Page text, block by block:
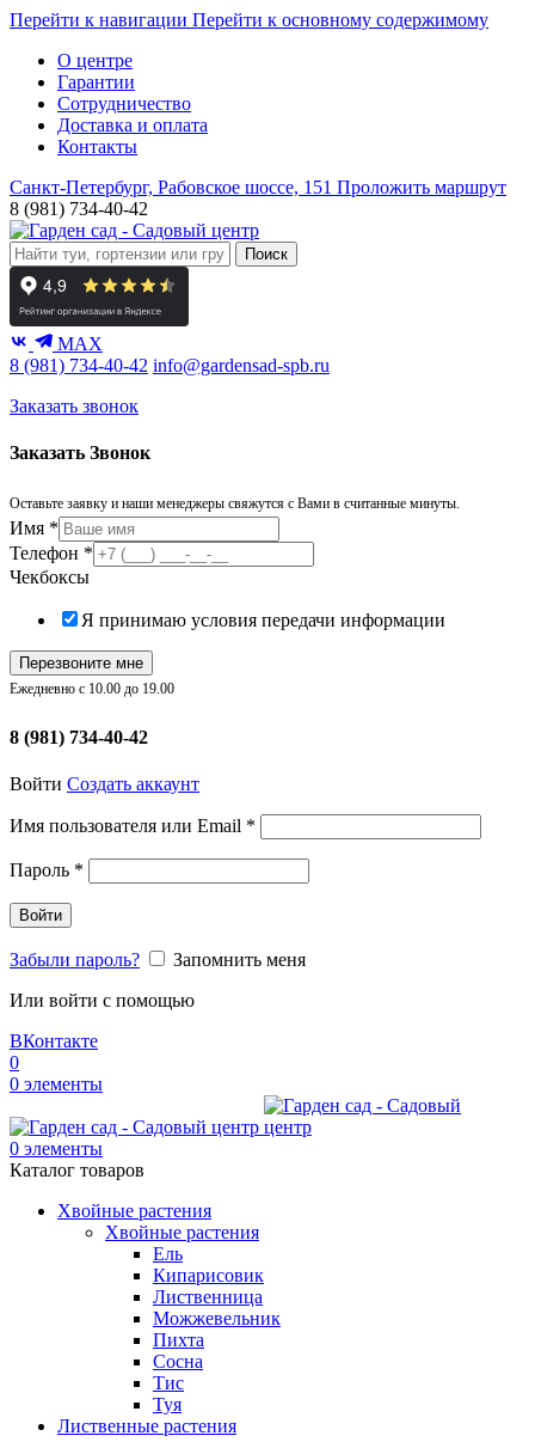
Перейти к навигации Перейти к основному содержимому
О центре
Гарантии
Сотрудничество
Доставка и оплата
Контакты
Санкт-Петербург, Рабовское шоссе, 151 Проложить маршрут
8 (981) 734-40-42
Поиск
MAX
8 (981) 734-40-42 info@gardensad-spb.ru
Заказать звонок
Заказать Звонок
Оставьте заявку и наши менеджеры свяжутся с Вами в считанные минуты.
Имя *
Телефон *
Чекбоксы
Я принимаю условия передачи информации
Перезвоните мне
Ежедневно с 10.00 до 19.00
8 (981) 734-40-42
Войти Создать аккаунт
Имя пользователя или Email *
Пароль *
Войти
Забыли пароль?
Запомнить меня
Или войти с помощью
ВКонтакте
0
0 элементы
0 элементы
Каталог товаров
Хвойные растения
Хвойные растения
Ель
Кипарисовик
Лиственница
Можжевельник
Пихта
Сосна
Тис
Туя
Лиственные растения